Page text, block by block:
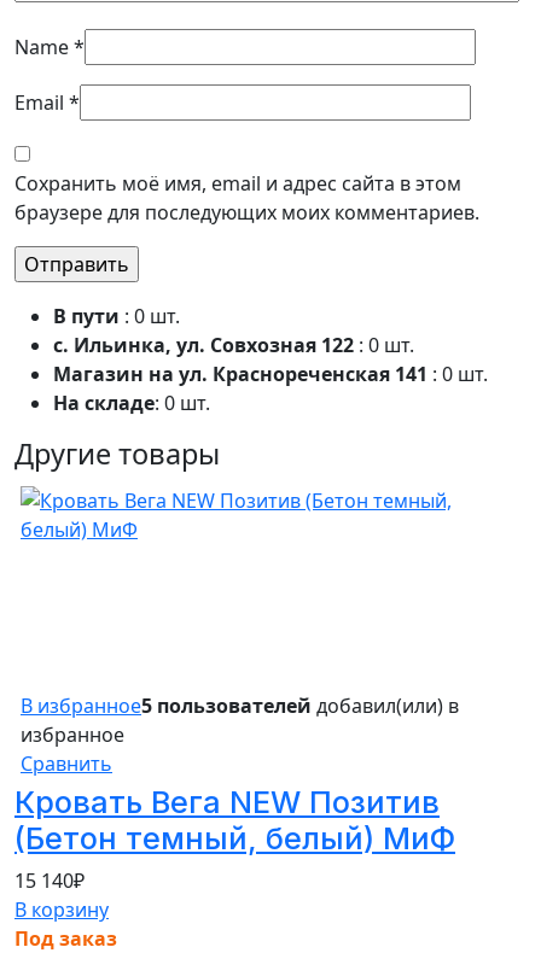
Name*
Email *
Сохранить моё имя, email и адрес сайта в этом
браузере для последующих моих комментариев.
В пути : 0 шт.
с. Ильинка, ул. Совхозная 122 : 0 шт.
Магазин на ул. Краснореченская 141 : 0 шт.
На складе: 0 шт.
Другие товары
В избранное5 пользователей добавил(или) в
избранное
Сравнить
Кровать Вега NEW Позитив
(Бетон темный, белый) МиФ
15 140₽
В корзину
Под заказ